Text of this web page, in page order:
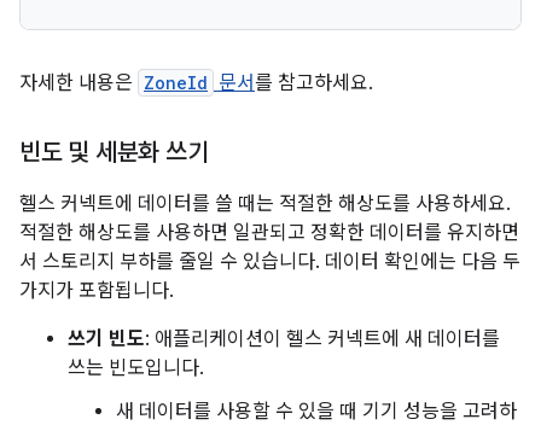
자세한 내용은 ZoneId 문서를 참고하세요.
빈도 및 세분화 쓰기
헬스 커넥트에 데이터를 쓸 때는 적절한 해상도를 사용하세요.
적절한 해상도를 사용하면 일관되고 정확한 데이터를 유지하면
서 스토리지 부하를 줄일 수 있습니다. 데이터 확인에는 다음 두
가지가 포함됩니다.
쓰기 빈도: 애플리케이션이 헬스 커넥트에 새 데이터를
쓰는 빈도입니다.
새 데이터를 사용할 수 있을 때 기기 성능을 고려하